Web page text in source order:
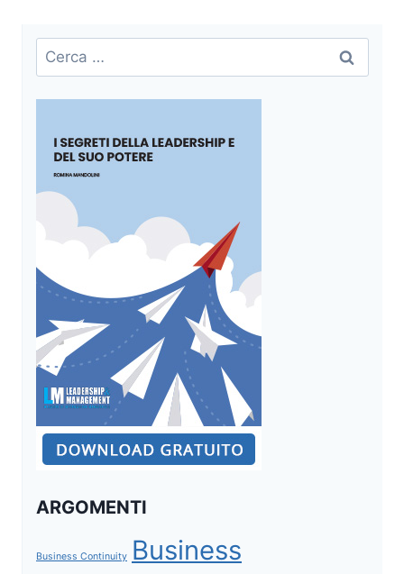
Ricerca
per:
ARGOMENTI
Business Continuity Business